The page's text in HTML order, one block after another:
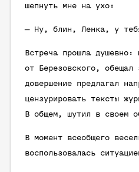
шепнуть мне на ухо:
— Ну, блин, Ленка, у
Встреча прошла душевно:
от Березовского, обещал
довершение предлагал
цензурировать тексты
В общем, шутил в своем
В момент всеобщего
воспользовалась